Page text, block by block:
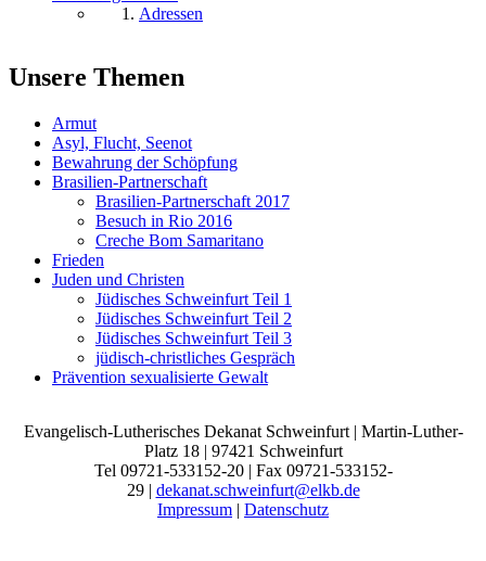
Adressen
Unsere Themen
Armut
Asyl, Flucht, Seenot
Bewahrung der Schöpfung
Brasilien-Partnerschaft
Brasilien-Partnerschaft 2017
Besuch in Rio 2016
Creche Bom Samaritano
Frieden
Juden und Christen
Jüdisches Schweinfurt Teil 1
Jüdisches Schweinfurt Teil 2
Jüdisches Schweinfurt Teil 3
jüdisch-christliches Gespräch
Prävention sexualisierte Gewalt
Evangelisch-Lutherisches Dekanat Schweinfurt | Martin-Luther-
Platz 18 | 97421 Schweinfurt
Tel 09721-533152-20 | Fax 09721-533152-
29 | dekanat.schweinfurt@elkb.de
Impressum | Datenschutz